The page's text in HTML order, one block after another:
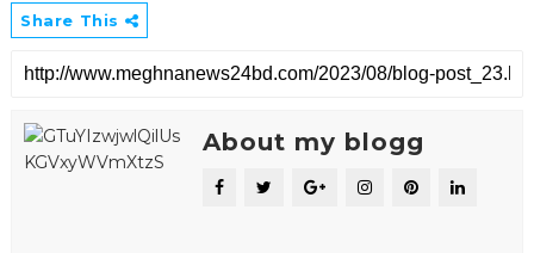
Share This
About my blogg